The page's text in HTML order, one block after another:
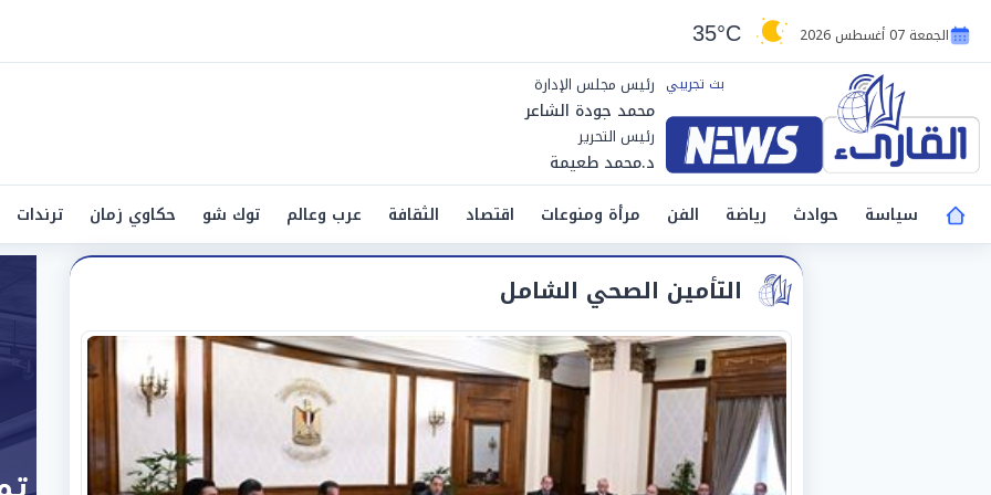
الجمعة 07 أغسطس 2026 35°C
رئيس مجلس الإدارة
محمد جودة الشاعر
رئيس التحرير
د.محمد طعيمة
سياسة
حوادث رياضة الفن مرأة ومنوعات اقتصاد الثقافة عرب وعالم توك شو حكاوي زمان ترندات
التأمين الصحي الشامل